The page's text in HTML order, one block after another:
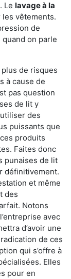
Le lavage à la
vêtements.
de
quand on parle
de risques
à cause de
pas question
de lit y
des
puissants que
produits
Faites donc
punaises de lit
définitivement.
et même
des
Notons
avec
d’avoir une
de ces
qui s’offre à
Elles
pour en